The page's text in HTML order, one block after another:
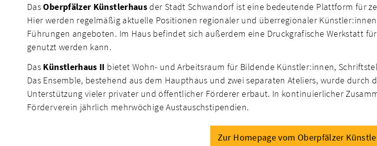
DasOberpfälzer Künstlerhaus der Stadt Schwandorf ist eine bedeutende Plattform für
Hier werden regelmäßig aktuelle Positionen regionaler und überregionaler
Führungen angeboten. Im Haus befindet sich außerdem eine Druckgrafische Werkstatt
genutzt werden kann.
Das Künstlerhaus II bietet Wohn- und Arbeitsraum für Bildende Künstler:innen,
Das Ensemble, bestehend aus dem Haupthaus und zwei separaten Ateliers, wurde
Unterstützung vieler privater und öffentlicher Förderer erbaut. In kontinuierlicher
Förderverein jährlich mehrwöchige Austauschstipendien.
Zur Homepage vom Oberpfälzer